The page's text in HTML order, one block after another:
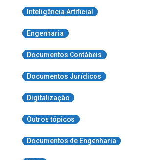
Inteligência Artificial
Engenharia
Documentos Contábeis
Documentos Jurídicos
Digitalização
Outros tópicos
Documentos de Engenharia